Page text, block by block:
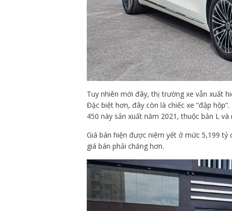
Tuy nhiên mới đây, thị trường xe vẫn xuất
Đặc biệt hơn, đây còn là chiếc xe “đập
450 này sản xuất năm 2021, thuộc bản L và
Giá bán hiện được niêm yết ở mức 5,199
giá bán phải chăng hơn.